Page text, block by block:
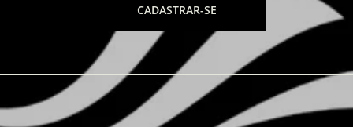
- Sala de massagem
- Pomar e horta
- Espaço Pet
- Playgrounds
- Parrilla
- 02 quadras de tenis coberta
CADASTRAR-SE